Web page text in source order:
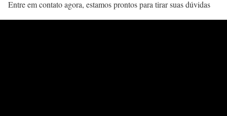
Entre em contato agora, estamos prontos para tirar suas dúvidas